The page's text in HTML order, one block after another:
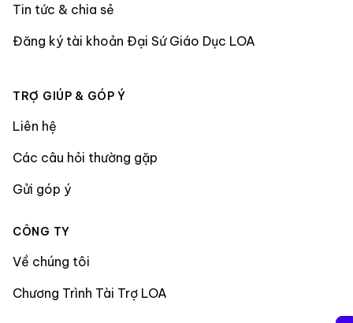
Tin tức & chia sẻ
Đăng ký tài khoản Đại Sứ Giáo Dục LOA
TRỢ GIÚP & GÓP Ý
Liên hệ
Các câu hỏi thường gặp
Gửi góp ý
CÔNG TY
Về chúng tôi
Chương Trình Tài Trợ LOA